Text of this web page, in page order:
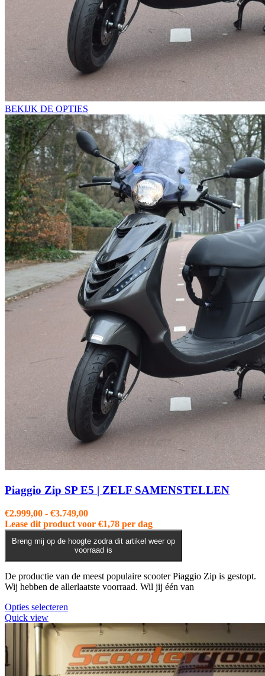
BEKIJK DE OPTIES
Piaggio Zip SP E5 | ZELF SAMENSTELLEN
€2.999,00 - €3.749,00Prijsklasse:
€2.999,00
tot
€3.749,00
Lease dit product voor €1,78 per dag
Breng mij op de hoogte zodra dit artikel weer op
voorraad is
De productie van de meest populaire scooter Piaggio Zip is gestopt.
Wij hebben de allerlaatste voorraad. Wil jij één van
Opties selecteren
heeft
meerdere
variaties.
Deze
optie
Quick view